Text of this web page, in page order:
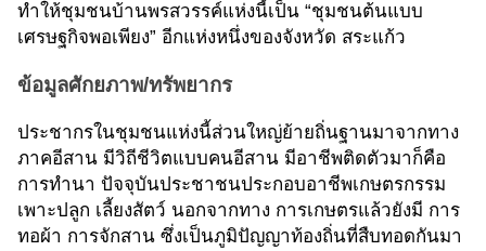
ทำให้ชุมชนบ้านพรสวรรค์แห่งนี้เป็น “ชุมชนต้นแบบ
เศรษฐกิจพอเพียง” อีกแห่งหนึ่งของจังหวัด สระแก้ว
ข้อมูลศักยภาพ/ทรัพยากร
ประชากรในชุมชนแห่งนี้ส่วนใหญ่ย้ายถิ่นฐานมาจากทาง
ภาคอีสาน มีวิถีชีวิตแบบคนอีสาน มีอาชีพติดตัวมาก็คือ
การทำนา ปัจจุบันประชาชนประกอบอาชีพเกษตรกรรม
เพาะปลูก เลี้ยงสัตว์ นอกจากทาง การเกษตรแล้วยังมี การ
ทอผ้า การจักสาน ซึ่งเป็นภูมิปัญญาท้องถิ่นที่สืบทอดกันมา